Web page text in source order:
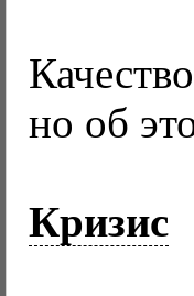
но об
Кризис